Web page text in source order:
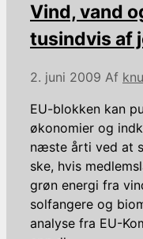
Vind, vand
tusindvis af
2. juni 2009 Af
EU-blokken kan
økonomier og
næste årti ved at
ske, hvis
grøn energi fra
solfangere og
analyse fra EU-